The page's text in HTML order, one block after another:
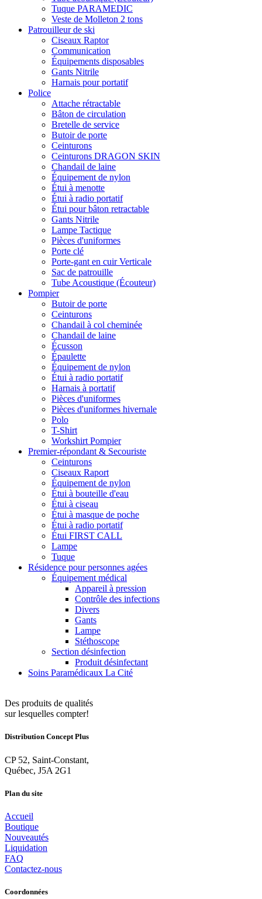
Tuque PARAMEDIC
Veste de Molleton 2 tons
Patrouilleur de ski
Ciseaux Raptor
Communication
Équipements disposables
Gants Nitrile
Harnais pour portatif
Police
Attache rétractable
Bâton de circulation
Bretelle de service
Butoir de porte
Ceinturons
Ceinturons DRAGON SKIN
Chandail de laine
Équipement de nylon
Étui à menotte
Étui à radio portatif
Étui pour bâton retractable
Gants Nitrile
Lampe Tactique
Pièces d'uniformes
Porte clé
Porte-gant en cuir Verticale
Sac de patrouille
Tube Acoustique (Écouteur)
Pompier
Butoir de porte
Ceinturons
Chandail à col cheminée
Chandail de laine
Écusson
Épaulette
Équipement de nylon
Étui à radio portatif
Harnais à portatif
Pièces d'uniformes
Pièces d'uniformes hivernale
Polo
T-Shirt
Workshirt Pompier
Premier-répondant & Secouriste
Ceinturons
Ciseaux Raport
Équipement de nylon
Étui à bouteille d'eau
Étui à ciseau
Étui à masque de poche
Étui à radio portatif
Étui FIRST CALL
Lampe
Tuque
Résidence pour personnes agées
Équipement médical
Appareil à pression
Contrôle des infections
Divers
Gants
Lampe
Stéthoscope
Section désinfection
Produit désinfectant
Soins Paramédicaux La Cité
Des produits de qualités
sur lesquelles compter!
Distribution Concept Plus
CP 52, Saint-Constant,
Québec, J5A 2G1
Plan du site
Accueil
Boutique
Nouveautés
Liquidation
FAQ
Contactez-nous
Coordonnées